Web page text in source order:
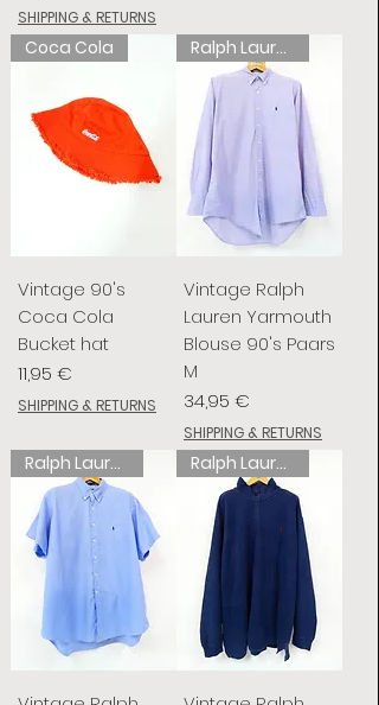
SHIPPING & RETURNS
Coca Cola
Vintage 90's
Coca Cola
Bucket hat
Preis
11,95 €
SHIPPING & RETURNS
Ralph Lauren
Vintage Ralph
Lauren Yarmouth
Blouse 90's Paars
M
Preis
34,95 €
SHIPPING & RETURNS
Ralph Lauren Ralph Lauren